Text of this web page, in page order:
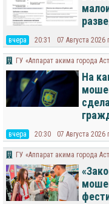
вчера 20:31 07 Августа 2026
ГУ «Аппарат акима города
На
вчера 20:30 07 Августа 2026
ГУ «Аппарат акима города